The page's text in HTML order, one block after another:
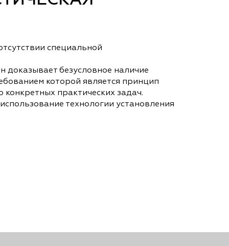
специальной
безусловное наличие
которой является принцип
практических задач.
технологии установления